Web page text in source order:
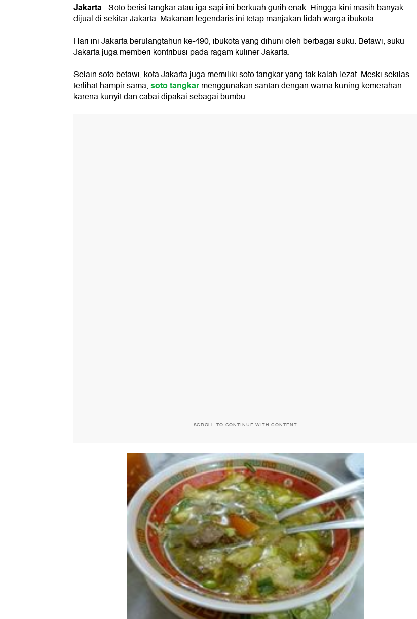
Jakarta- Soto berisi tangkar atau iga sapi ini berkuah gurih enak. Hingga kini masih banyak
dijual di sekitar Jakarta. Makanan legendaris ini tetap manjakan lidah warga ibukota.
Hari ini Jakarta berulangtahun ke-490, ibukota yang dihuni oleh berbagai suku. Betawi, suku
Jakarta juga memberi kontribusi pada ragam kuliner Jakarta.
Selain soto betawi, kota Jakarta juga memiliki soto tangkar yang tak kalah lezat. Meski sekilas
terlihat hampir sama,soto tangkarmenggunakan santan dengan warna kuning kemerahan
karena kunyit dan cabai dipakai sebagai bumbu.
SCROLL TO CONTINUE WITH CONTENT